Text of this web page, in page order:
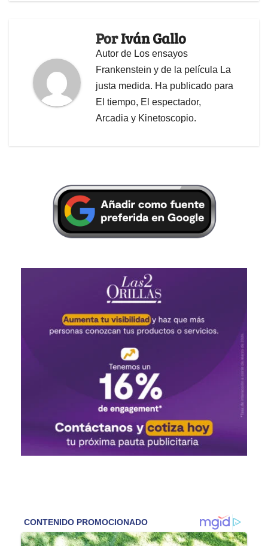
PorIván Gallo
Autor de Los ensayos
Frankenstein y de la película La
justa medida. Ha publicado para
El tiempo, El espectador,
Arcadia y Kinetoscopio.